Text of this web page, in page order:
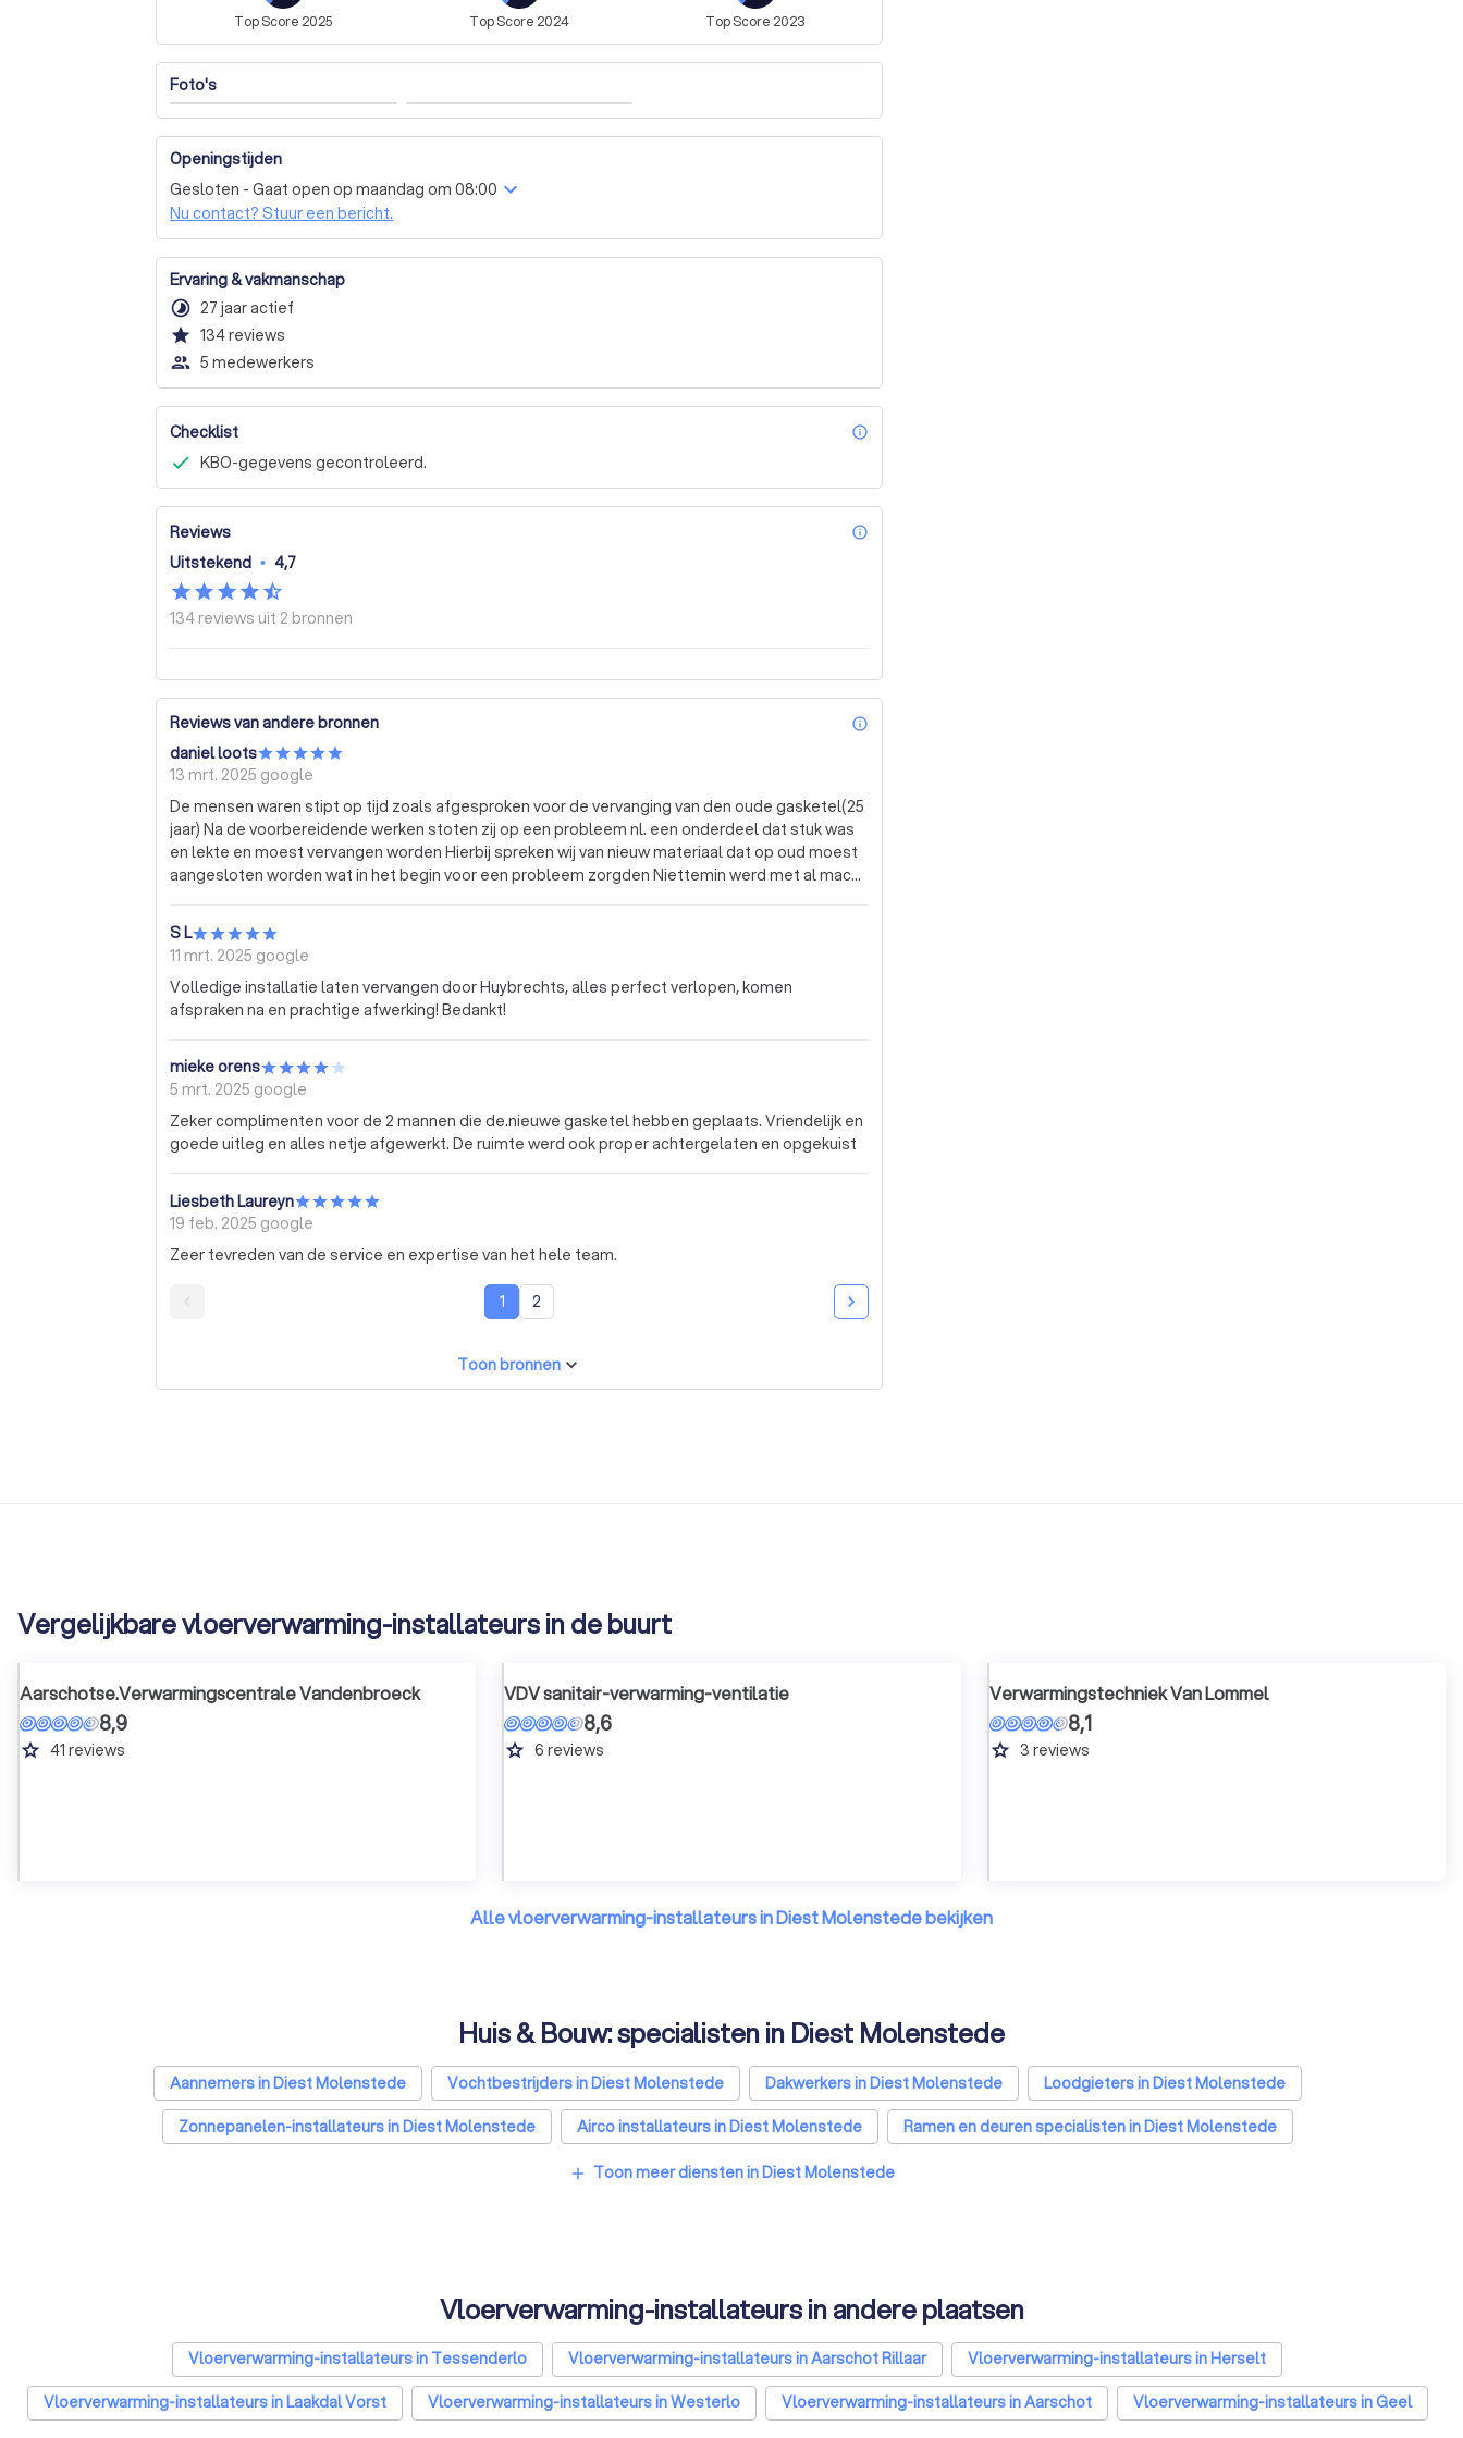
TopScore 2025 TopScore 2024 TopScore 2023
Foto's
Openingstijden
Gesloten - Gaat open op maandag om 08:00
Nu contact? Stuur een bericht.
Ervaring & vakmanschap
timelapse 27 jaar actief
star 134reviews
people_outline 5 medewerkers
Checklist info_outline
KBO-gegevens gecontroleerd.
Reviews info_outline
Uitstekend • 4,7
134 reviews uit 2 bronnen
Reviews van andere bronnen info_outline
daniel loots
13 mrt. 2025 google
De mensen waren stipt op tijd zoals afgesproken voor de vervanging van den oude gasketel(25
jaar) Na de voorbereidende werken stoten zij op een probleem nl. een onderdeel dat stuk was
en lekte en moest vervangen worden Hierbij spreken wij van nieuw materiaal dat op oud moest
aangesloten worden wat in het begin voor een probleem zorgden Niettemin werd met al macht
uiteinde- lijk gelukt is door de 2 techniekers Bij dit gegeven ben ik zeer tevreden van de firma
Huybrechts voor het geleverde werk nu en zowel bij de interventie in het verleden
S L
11 mrt. 2025 google
Volledige installatie laten vervangen door Huybrechts, alles perfect verlopen, komen
afspraken na en prachtige afwerking! Bedankt!
mieke orens
5 mrt. 2025 google
Zeker complimenten voor de 2 mannen die de.nieuwe gasketel hebben geplaats. Vriendelijk en
goede uitleg en alles netje afgewerkt. De ruimte werd ook proper achtergelaten en opgekuist
Liesbeth Laureyn
19 feb. 2025 google
Zeer tevreden van de service en expertise van het hele team.
1 2
Toon bronnen
Vergelijkbare vloerverwarming-installateurs in de buurt
Aarschotse.Verwarmingscentrale Vandenbroeck
8,9
grade 41 reviews
VDV sanitair-verwarming-ventilatie
8,6
grade 6 reviews
Verwarmingstechniek Van Lommel
8,1
grade 3 reviews
Alle vloerverwarming-installateurs in Diest Molenstede bekijken
Huis & Bouw: specialisten in Diest Molenstede
Aannemers in Diest Molenstede Vochtbestrijders in Diest Molenstede Dakwerkers in Diest Molenstede
Loodgieters in Diest Molenstede
Zonnepanelen-installateurs in Diest Molenstede
Airco installateurs in Diest Molenstede
Ramen en deuren specialisten in Diest Molenstede
Zonwering specialisten in Diest Molenstede Schrijnwerkers in Diest Molenstede
add Toon meer diensten in Diest Molenstede
Vloerverwarming-installateurs in andere plaatsen
Vloerverwarming-installateurs in Tessenderlo Vloerverwarming-installateurs in Aarschot Rillaar
Vloerverwarming-installateurs in Herselt
Vloerverwarming-installateurs in Laakdal Vorst
Vloerverwarming-installateurs in Westerlo Vloerverwarming-installateurs in Aarschot
Vloerverwarming-installateurs in Geel